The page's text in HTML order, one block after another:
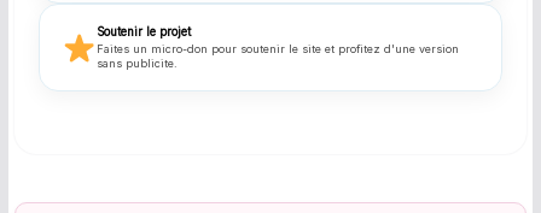
Soutenir le projet
Faites un micro-don pour soutenir le site et profitez d'une version
sans publicite.